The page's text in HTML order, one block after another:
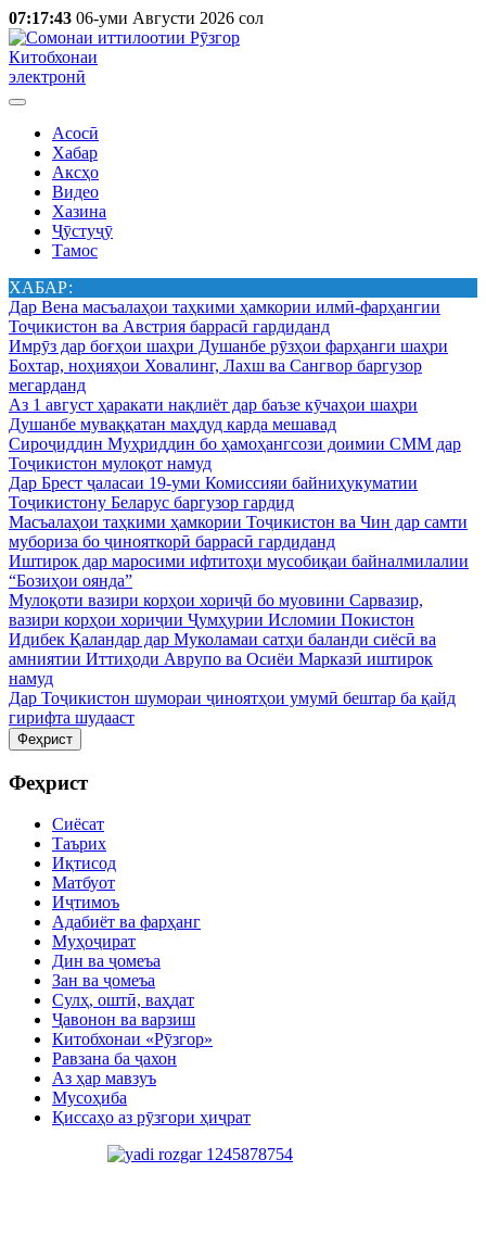
07:17:43 06-уми Августи 2026 сол
Китобхонаи
электронӣ
Асосӣ
Хабар
Аксҳо
Видео
Хазина
Ҷӯстуҷӯ
Тамос
ХАБАР:
Дар Вена масъалаҳои таҳкими ҳамкории илмӣ-фарҳангии
Тоҷикистон ва Австрия баррасӣ гардиданд
Имрӯз дар боғҳои шаҳри Душанбе рӯзҳои фарҳанги шаҳри
Бохтар, ноҳияҳои Ховалинг, Лахш ва Сангвор баргузор
мегарданд
Аз 1 август ҳаракати нақлиёт дар баъзе кӯчаҳои шаҳри
Душанбе муваққатан маҳдуд карда мешавад
Сироҷиддин Муҳриддин бо ҳамоҳангсози доимии СММ дар
Тоҷикистон мулоқот намуд
Дар Брест ҷаласаи 19-уми Комиссияи байниҳукуматии
Тоҷикистону Беларус баргузор гардид
Масъалаҳои таҳкими ҳамкории Тоҷикистон ва Чин дар самти
мубориза бо ҷинояткорӣ баррасӣ гардиданд
Иштирок дар маросими ифтитоҳи мусобиқаи байналмилалии
“Бозиҳои оянда”
Мулоқоти вазири корҳои хориҷӣ бо муовини Сарвазир,
вазири корҳои хориҷии Ҷумҳурии Исломии Покистон
Идибек Қаландар дар Муколамаи сатҳи баланди сиёсӣ ва
амниятии Иттиҳоди Аврупо ва Осиёи Марказӣ иштирок
намуд
Дар Тоҷикистон шумораи ҷиноятҳои умумӣ бештар ба қайд
гирифта шудааст
Феҳрист
Феҳрист
Сиёсат
Таърих
Иқтисод
Матбуот
Иҷтимоъ
Адабиёт ва фарҳанг
Муҳоҷират
Дин ва ҷомеъа
Зан ва ҷомеъа
Сулҳ, оштӣ, ваҳдат
Ҷавонон ва варзиш
Китобхонаи «Рӯзгор»
Равзана ба ҷахон
Аз ҳар мавзуъ
Мусоҳиба
Қиссаҳо аз рӯзгори ҳиҷрат